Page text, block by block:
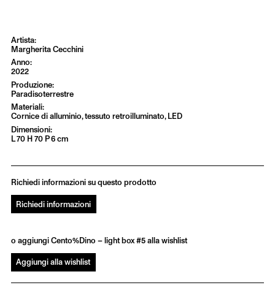
Margherita Cecchini
2022
Paradisoterrestre
Cornice di alluminio, tessuto retroilluminato, LED
L 70 H 70 P 6 cm
Richiedi informazioni su questo prodotto
Richiedi informazioni
o aggiungi Cento%Dino – light box #5 alla wishlist
Aggiungi alla wishlist